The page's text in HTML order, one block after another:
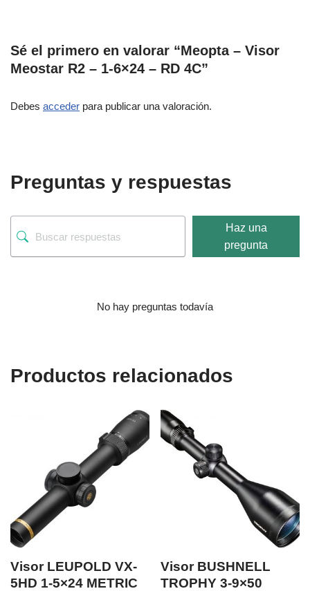
Sé el primero en valorar “Meopta – Visor
Meostar R2 – 1-6×24 – RD 4C”
Debes acceder para publicar una valoración.
Preguntas y respuestas
Haz una
pregunta
No hay preguntas todavía
Productos relacionados
Visor LEUPOLD VX-
5HD 1-5×24 METRIC
Visor BUSHNELL
TROPHY 3-9×50